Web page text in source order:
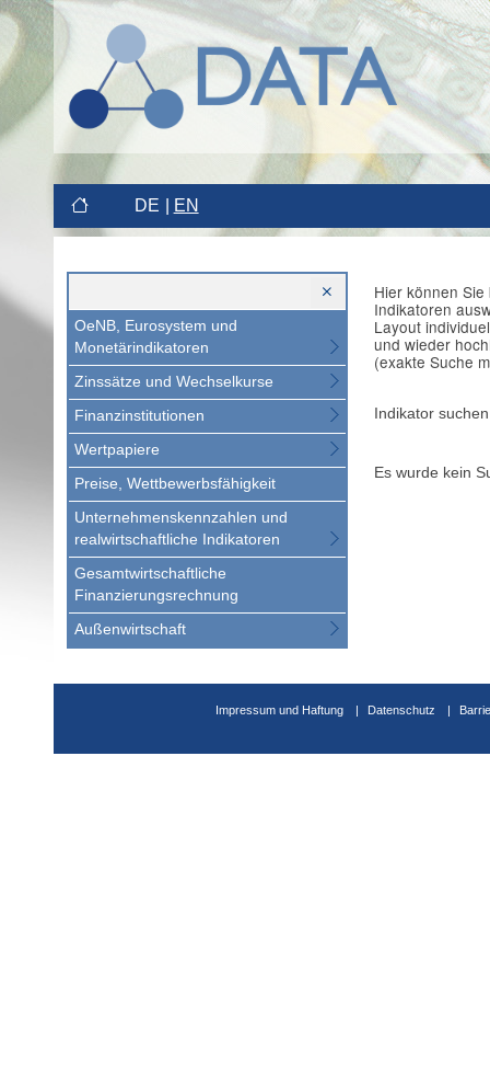
DE EN
OeNB, Eurosystem und
Monetärindikatoren
Zinssätze und Wechselkurse
Finanzinstitutionen
Wertpapiere
Preise, Wettbewerbsfähigkeit
Unternehmenskennzahlen und
realwirtschaftliche Indikatoren
Gesamtwirtschaftliche
Finanzierungsrechnung
Außenwirtschaft
Hier können
Indikatoren
Layout
und wieder
(exakte Suche
Indikator suchen
Es wurde kein
Impressum und Haftung Datenschutz